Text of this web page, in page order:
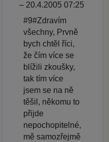
– 20.4.2005 07:25
#9#Zdravím
všechny, Prvně
bych chtěl říci,
že čím více se
blížili zkoušky,
tak tím více
jsem se na ně
těšil, někomu to
přijde
nepochopitelné,
mě samozřejmě